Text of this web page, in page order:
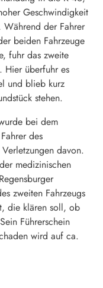
Geschwindigkeit
der Fahrer
beiden Fahrzeuge
fuhr das zweite
Hier überfuhr es
und blieb kurz
stehen.
bei dem
des
davon.
medizinischen
zweiten Fahrzeugs
die klären soll, ob
Führerschein
wird auf ca.